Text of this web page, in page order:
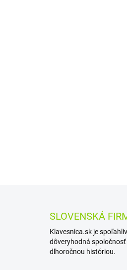
SLOVENSKÁ
Klavesnica.sk je
dôveryhodná spoločnosť
dlhoročnou históriou.